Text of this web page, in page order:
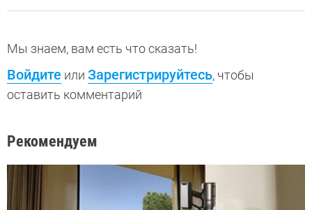
Мы знаем, вам есть что сказать!
Войдите или Зарегистрируйтесь, чтобы
оставить комментарий
Рекомендуем